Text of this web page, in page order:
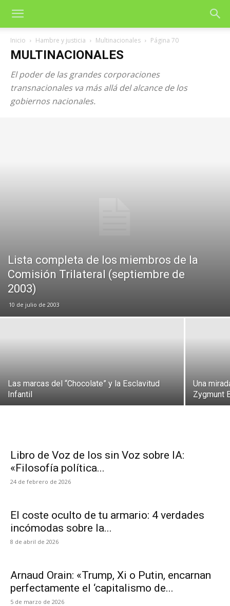
Inicio Hambre y justicia Multinacionales Página 70
MULTINACIONALES
El poder de las grandes corporaciones
transnacionales va más allá del alcance de los
gobiernos nacionales.
Lista completa de los miembros de la
Comisión Trilateral (septiembre de
2003)
10 de julio de 2003
Las marcas del “Chocolate” y la Esclavitud
Infantil
Una
Zygmunt
Libro de Voz de los sin Voz sobre IA:
«Filosofía política...
24 de febrero de 2026
El coste oculto de tu armario: 4 verdades
incómodas sobre la...
8 de abril de 2026
Arnaud Orain: «Trump, Xi o Putin, encarnan
perfectamente el ‘capitalismo de...
5 de marzo de 2026